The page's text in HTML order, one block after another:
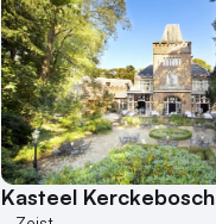
Kasteel Kerckebosch